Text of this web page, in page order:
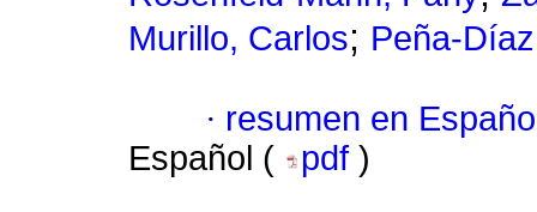
Murillo, Carlos; Peña-
· resumen en
Español (
pdf )